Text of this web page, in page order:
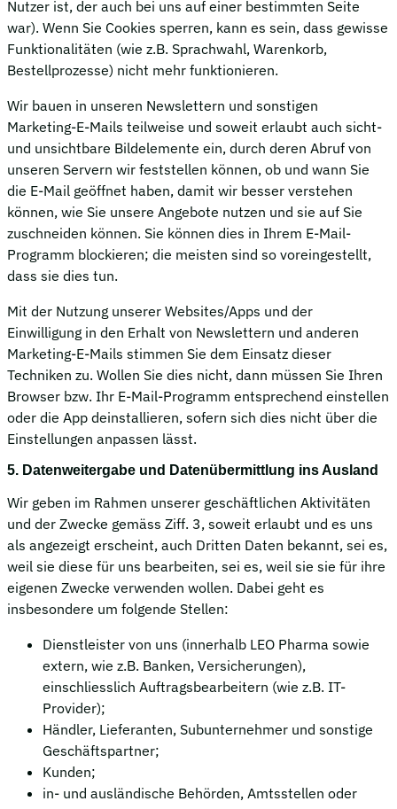
Nutzer ist, der auch bei uns auf einer bestimmten Seite
war). Wenn Sie Cookies sperren, kann es sein, dass gewisse
Funktionalitäten (wie z.B. Sprachwahl, Warenkorb,
Bestellprozesse) nicht mehr funktionieren.
Wir bauen in unseren Newslettern und sonstigen
Marketing-E-Mails teilweise und soweit erlaubt auch sicht-
und unsichtbare Bildelemente ein, durch deren Abruf von
unseren Servern wir feststellen können, ob und wann Sie
die E-Mail geöffnet haben, damit wir besser verstehen
können, wie Sie unsere Angebote nutzen und sie auf Sie
zuschneiden können. Sie können dies in Ihrem E-Mail-
Programm blockieren; die meisten sind so voreingestellt,
dass sie dies tun.
Mit der Nutzung unserer Websites/Apps und der
Einwilligung in den Erhalt von Newslettern und anderen
Marketing-E-Mails stimmen Sie dem Einsatz dieser
Techniken zu. Wollen Sie dies nicht, dann müssen Sie Ihren
Browser bzw. Ihr E-Mail-Programm entsprechend einstellen
oder die App deinstallieren, sofern sich dies nicht über die
Einstellungen anpassen lässt.
5. Datenweitergabe und Datenübermittlung ins Ausland
Wir geben im Rahmen unserer geschäftlichen Aktivitäten
und der Zwecke gemäss Ziff. 3, soweit erlaubt und es uns
als angezeigt erscheint, auch Dritten Daten bekannt, sei es,
weil sie diese für uns bearbeiten, sei es, weil sie sie für ihre
eigenen Zwecke verwenden wollen. Dabei geht es
insbesondere um folgende Stellen:
Dienstleister von uns (innerhalb LEO Pharma sowie
extern, wie z.B. Banken, Versicherungen),
einschliesslich Auftragsbearbeitern (wie z.B. IT-
Provider);
Händler, Lieferanten, Subunternehmer und sonstige
Geschäftspartner;
Kunden;
in- und ausländische Behörden, Amtsstellen oder